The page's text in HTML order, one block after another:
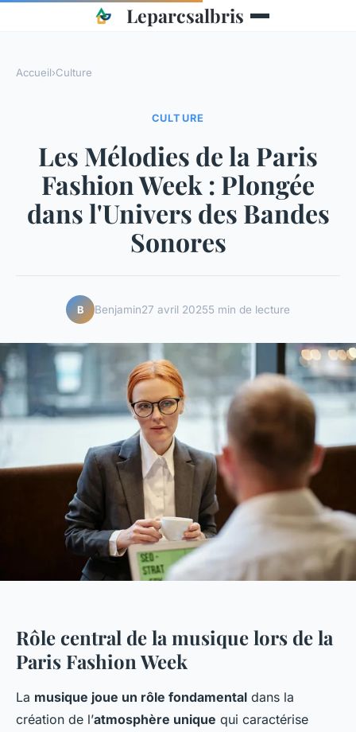
Leparcsalbris
Accueil›Culture
CULTURE
Les Mélodies de la Paris
Fashion Week : Plongée
dans l'Univers des Bandes
Sonores
B Benjamin27 avril 20255 min de lecture
Rôle central de la musique lors de la
Paris Fashion Week
La musique joue un rôle fondamental dans la
création de l’atmosphère unique qui caractérise